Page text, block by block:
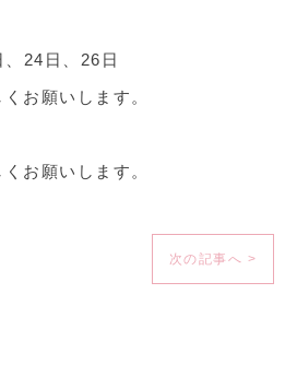
24日、26日
お願いします。
お願いします。
次の記事へ >